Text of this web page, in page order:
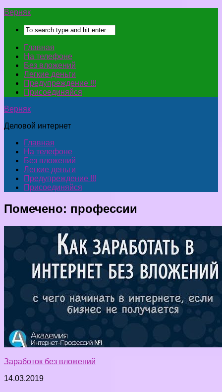
Верняк
Главная
На телефоне
Без вложений
Легкие деньги
Предупреждение !!!
Присоединяйся
Верняк
Деловой интернет
Главная
На телефоне
Без вложений
Легкие деньги
Предупреждение !!!
Присоединяйся
Помечено: профессии
Заработок без вложений
14.03.2019